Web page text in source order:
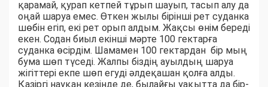
қарамай, қурап кетпей тұрып шауып, тасып алу да
оңай шаруа емес. Өткен жылы бірінші рет суданка
шөбін егіп, екі рет орып алдым. Жақсы өнім береді
екен. Содан биыл екінші мәрте 100 гектарға
суданка өсірдім. Шамамен 100 гектардан бір мың
бума шөп түседі. Жалпы біздің ауылдың шаруа
жігіттері екпе шөп егуді әлдеқашан қолға алды.
Қазіргі науқан кезінде де, былайғы уақытта да бір-